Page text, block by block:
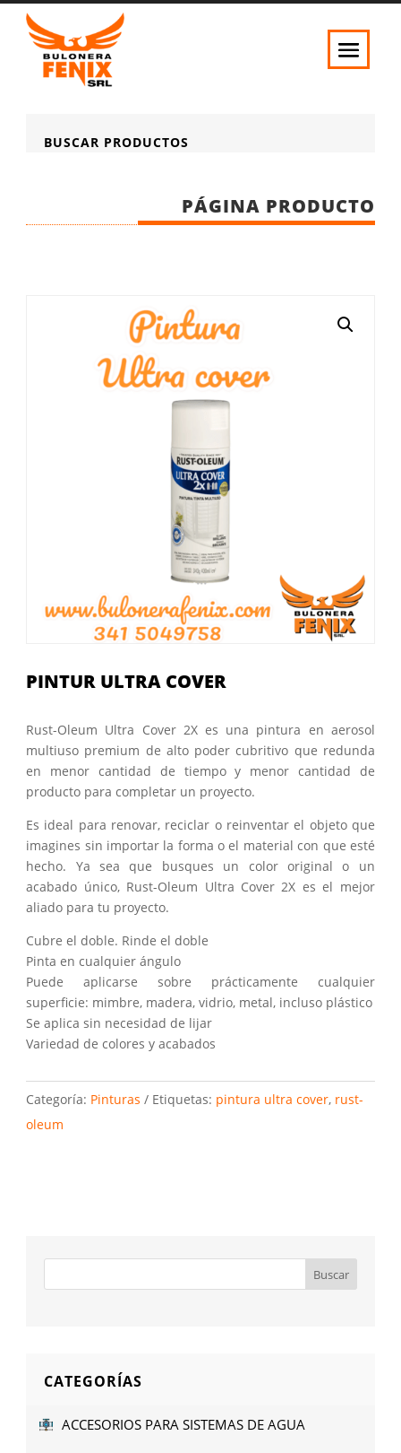
BUSCAR PRODUCTOS
PÁGINA PRODUCTO
PINTUR ULTRA COVER
Rust-Oleum Ultra Cover 2X es una pintura en aerosol
multiuso premium de alto poder cubritivo que redunda
en menor cantidad de tiempo y menor cantidad de
producto para completar un proyecto.
Es ideal para renovar, reciclar o reinventar el objeto que
imagines sin importar la forma o el material con que esté
hecho. Ya sea que busques un color original o un
acabado único, Rust-Oleum Ultra Cover 2X es el mejor
aliado para tu proyecto.
Cubre el doble. Rinde el doble
Pinta en cualquier ángulo
Puede aplicarse sobre prácticamente cualquier
superficie: mimbre, madera, vidrio, metal, incluso plástico
Se aplica sin necesidad de lijar
Variedad de colores y acabados
Categoría: Pinturas Etiquetas: pintura ultra cover, rust-
oleum
CATEGORÍAS
ACCESORIOS PARA SISTEMAS DE AGUA